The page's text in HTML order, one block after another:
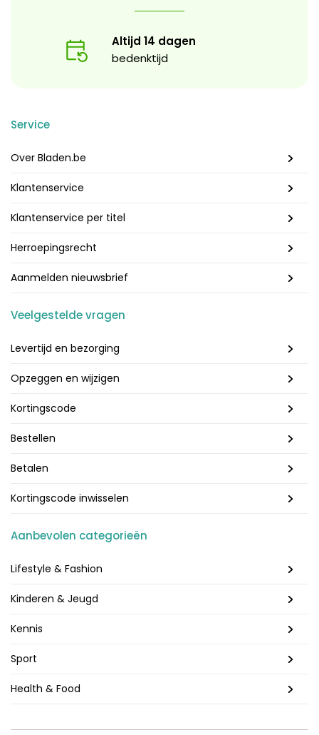
Altijd 14 dagen
bedenktijd
Service
Over Bladen.be
Klantenservice
Klantenservice per titel
Herroepingsrecht
Aanmelden nieuwsbrief
Veelgestelde vragen
Levertijd en bezorging
Opzeggen en wijzigen
Kortingscode
Bestellen
Betalen
Kortingscode inwisselen
Aanbevolen categorieën
Lifestyle & Fashion
Kinderen & Jeugd
Kennis
Sport
Health & Food